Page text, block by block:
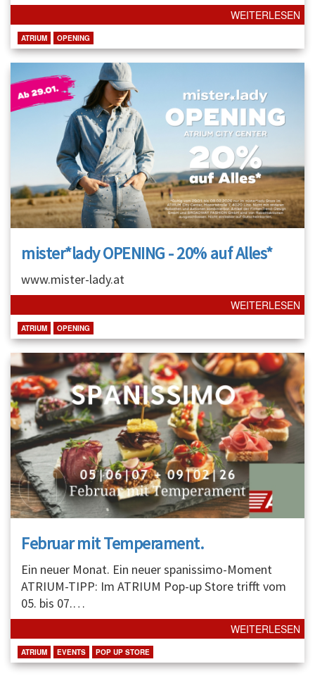
WEITERLESEN
ATRIUM OPENING
mister*lady OPENING - 20% auf Alles*
www.mister-lady.at
WEITERLESEN
ATRIUM OPENING
Februar mit Temperament.
Ein neuer Monat. Ein neuer spanissimo-Moment
ATRIUM-TIPP: Im ATRIUM Pop-up Store trifft vom
05. bis 07.…
WEITERLESEN
ATRIUM EVENTS POP UP STORE